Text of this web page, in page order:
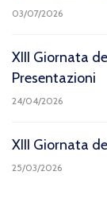
03/07/2026
XIII Giornata
Presentazioni
24/04/2026
XIII Giornata
25/03/2026